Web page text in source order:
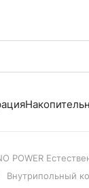
POWER
Внутрипольный